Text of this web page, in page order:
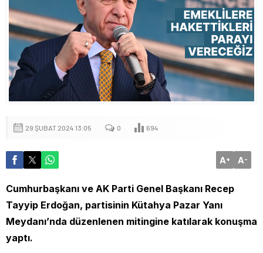
29 ŞUBAT 2024 13:05 0 694
A+ A-
Cumhurbaşkanı ve AK Parti Genel Başkanı Recep
Tayyip Erdoğan, partisinin Kütahya Pazar Yanı
Meydanı’nda düzenlenen mitingine katılarak konuşma
yaptı.